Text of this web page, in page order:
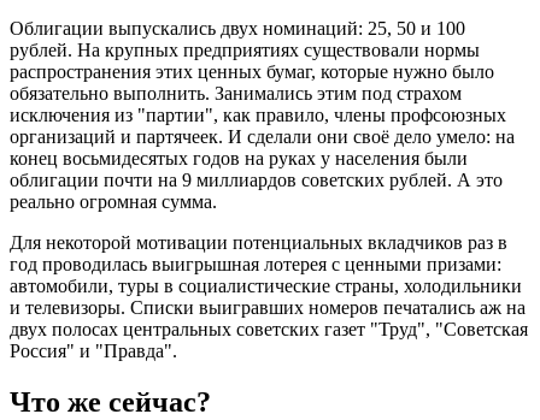
Облигации выпускались двух номинаций: 25, 50 и 100
рублей. На крупных предприятиях существовали нормы
распространения этих ценных бумаг, которые нужно было
обязательно выполнить. Занимались этим под страхом
исключения из "партии", как правило, члены профсоюзных
организаций и партячеек. И сделали они своё дело умело: на
конец восьмидесятых годов на руках у населения были
облигации почти на 9 миллиардов советских рублей. А это
реально огромная сумма.
Для некоторой мотивации потенциальных вкладчиков раз в
год проводилась выигрышная лотерея с ценными призами:
автомобили, туры в социалистические страны, холодильники
и телевизоры. Списки выигравших номеров печатались аж на
двух полосах центральных советских газет "Труд", "Советская
Россия" и "Правда".
Что же сейчас?